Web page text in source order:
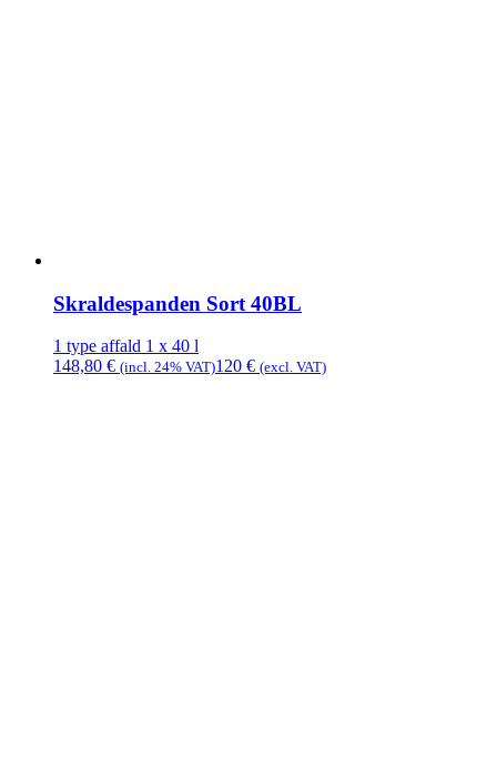
Skraldespanden Sort 40BL
1 type affald 1 x 40 l
148,80 € (incl. 24% VAT)120 € (excl. VAT)